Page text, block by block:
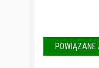
POWIĄZANE